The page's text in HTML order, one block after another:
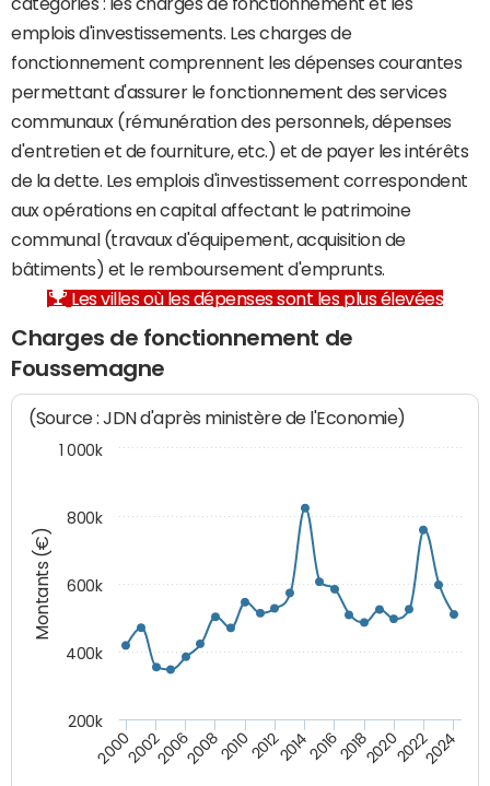
emplois d'investissements. Les charges de
fonctionnement comprennent les dépenses courantes
permettant d'assurer le fonctionnement des services
communaux (rémunération des personnels, dépenses
d'entretien et de fourniture, etc.) et de payer les intérêts
de la dette. Les emplois d'investissement correspondent
aux opérations en capital affectant le patrimoine
communal (travaux d'équipement, acquisition de
bâtiments) et le remboursement d'emprunts.
Les villes où les dépenses sont les plus élevées
Charges de fonctionnement de
Foussemagne
Montants (€)
(Source : JDN d'après ministère de l'Economie)
200020022006200820102012201420162018202020222024
400k
600k
800k
200k
1 000k